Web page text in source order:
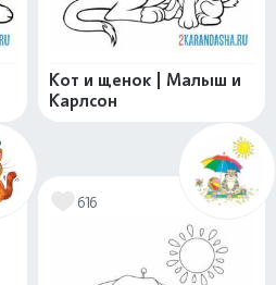
Кот и щенок | Малыш и
Карлсон
616